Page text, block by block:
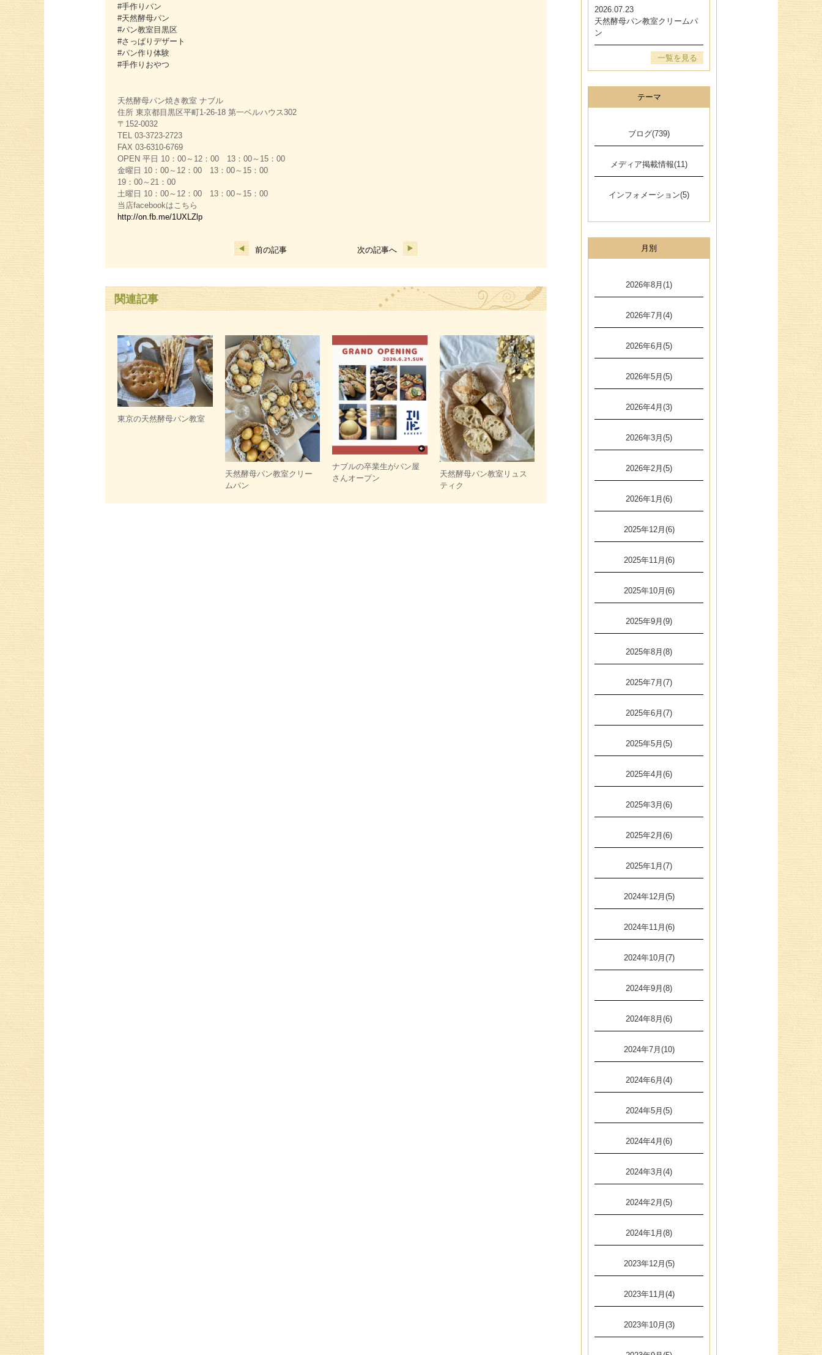
#手作りパン
#天然酵母パン
#パン教室目黒区
#さっぱりデザート
#パン作り体験
#手作りおやつ
天然酵母パン焼き教室 ナブル
住所 東京都目黒区平町1-26-18 第一ベルハウス302
〒152-0032
TEL 03-3723-2723
FAX 03-6310-6769
OPEN 平日 10：00～12：00 13：00～15：00
金曜日 10：00～12：00 13：00～15：00
19：00～21：00
土曜日 10：00～12：00 13：00～15：00
当店facebookはこちら
http://on.fb.me/1UXLZlp
前の記事 次の記事へ
関連記事
東京の天然酵母パン教室
天然酵母パン教室クリー
ムパン
ナブルの卒業生がパン屋
さんオープン
天然酵母パン教室リュス
ティク
2026.07.23
天然酵母パン教室クリームパ
ン
一覧を見る
テーマ
ブログ(739)
メディア掲載情報(11)
インフォメーション(5)
月別
2026年8月(1)
2026年7月(4)
2026年6月(5)
2026年5月(5)
2026年4月(3)
2026年3月(5)
2026年2月(5)
2026年1月(6)
2025年12月(6)
2025年11月(6)
2025年10月(6)
2025年9月(9)
2025年8月(8)
2025年7月(7)
2025年6月(7)
2025年5月(5)
2025年4月(6)
2025年3月(6)
2025年2月(6)
2025年1月(7)
2024年12月(5)
2024年11月(6)
2024年10月(7)
2024年9月(8)
2024年8月(6)
2024年7月(10)
2024年6月(4)
2024年5月(5)
2024年4月(6)
2024年3月(4)
2024年2月(5)
2024年1月(8)
2023年12月(5)
2023年11月(4)
2023年10月(3)